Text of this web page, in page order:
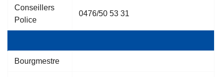
Conseillers
Police
0476/50 53 31
Bourgmestre